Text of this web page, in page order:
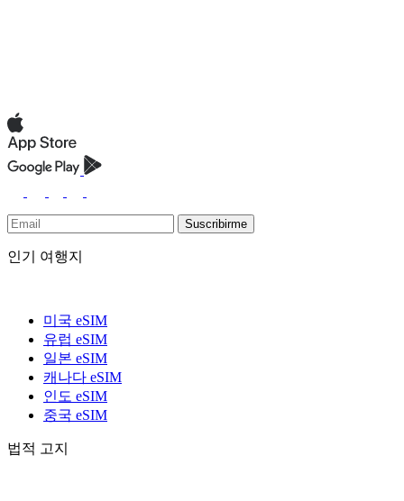
Suscribirme
인기 여행지
미국 eSIM
유럽 eSIM
일본 eSIM
캐나다 eSIM
인도 eSIM
중국 eSIM
법적 고지